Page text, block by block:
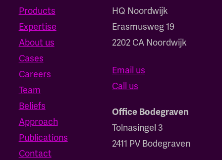
Products
Expertise
About us
Cases
Careers
Team
Beliefs
Approach
Publications
Contact
HQ Noordwijk
‍Erasmusweg 19
2202 CA Noordwijk
Email us
Call us
Office Bodegraven
Tolnasingel 3
2411 PV Bodegraven